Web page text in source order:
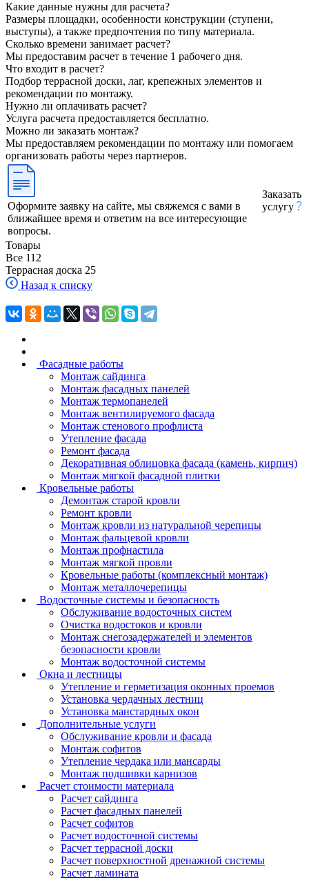
Какие данные нужны для расчета?
Размеры площадки, особенности конструкции (ступени,
выступы), а также предпочтения по типу материала.
Сколько времени занимает расчет?
Мы предоставим расчет в течение 1 рабочего дня.
Что входит в расчет?
Подбор террасной доски, лаг, крепежных элементов и
рекомендации по монтажу.
Нужно ли оплачивать расчет?
Услуга расчета предоставляется бесплатно.
Можно ли заказать монтаж?
Мы предоставляем рекомендации по монтажу или помогаем
организовать работы через партнеров.
Оформите заявку на сайте, мы свяжемся с вами в
ближайшее время и ответим на все интересующие
вопросы.
Заказать
услугу
Товары
Все 112
Террасная доска 25
Назад к списку
Фасадные работы
Монтаж сайдинга
Монтаж фасадных панелей
Монтаж термопанелей
Монтаж вентилируемого фасада
Монтаж стенового профлиста
Утепление фасада
Ремонт фасада
Декоративная облицовка фасада (камень, кирпич)
Монтаж мягкой фасадной плитки
Кровельные работы
Демонтаж старой кровли
Ремонт кровли
Монтаж кровли из натуральной черепицы
Монтаж фальцевой кровли
Монтаж профнастила
Монтаж мягкой провли
Кровельные работы (комплексный монтаж)
Монтаж металлочерепицы
Водосточные системы и безопасность
Обслуживание водосточных систем
Очистка водостоков и кровли
Монтаж снегозадержателей и элементов
безопасности кровли
Монтаж водосточной системы
Окна и лестницы
Утепление и герметизация оконных проемов
Установка чердачных лестниц
Установка манстардных окон
Дополнительные услуги
Обслуживание кровли и фасада
Монтаж софитов
Утепление чердака или мансарды
Монтаж подшивки карнизов
Расчет стоимости материала
Расчет сайдинга
Расчет фасадных панелей
Расчет софитов
Расчет водосточной системы
Расчет террасной доски
Расчет поверхностной дренажной системы
Расчет ламината